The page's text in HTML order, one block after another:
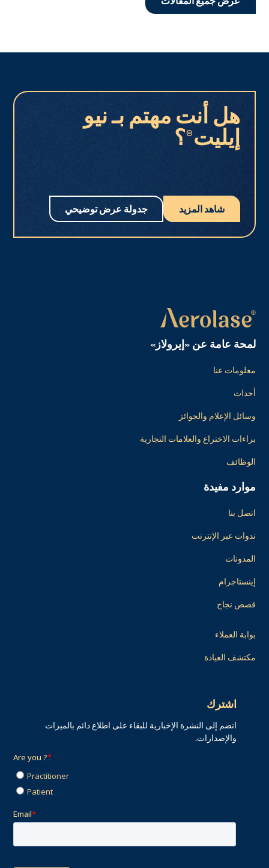
هل أنت مهتم بـ نيو
إيليت®؟
شاهد المزيد جدولة عرض توضيحي
لمحة عامة عن «إيرولاز»
معلومات عنا
أحداث
وسائل الإعلام والجوائز
براءات الاختراع والعلامات التجارية
الوظائف
موارد مفيدة
اتصل بنا
ندوات عبر الإنترنت
المدونات
إينستاجرام
قصص نجاح
بوابة العملاء
مكتشف العيادة
اشترك
انضم إلى النشرة الإخبارية للبقاء على اطلاع دائم بالميزات
والإصدارات.